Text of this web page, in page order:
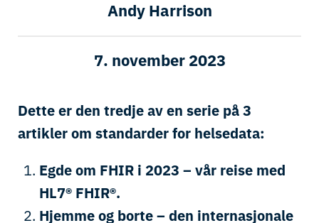
Andy Harrison
7. november 2023
Dette er den tredje av en serie på 3
artikler om standarder for helsedata:
Egde om FHIR i 2023 – vår reise med
HL7® FHIR®.
Hjemme og borte – den internasjonale